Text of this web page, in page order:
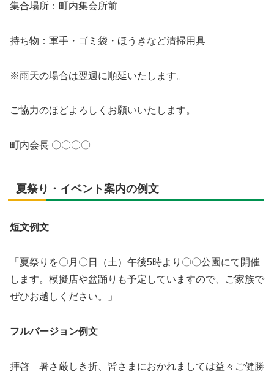
集合場所：町内集会所前
持ち物：軍手・ゴミ袋・ほうきなど清掃用具
※雨天の場合は翌週に順延いたします。
ご協力のほどよろしくお願いいたします。
町内会長 〇〇〇〇
夏祭り・イベント案内の例文
短文例文
「夏祭りを〇月〇日（土）午後5時より〇〇公園にて開催
します。模擬店や盆踊りも予定していますので、ご家族で
ぜひお越しください。」
フルバージョン例文
拝啓 暑さ厳しき折、皆さまにおかれましては益々ご健勝